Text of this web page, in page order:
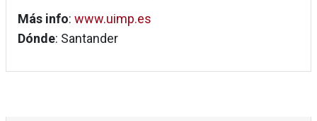
Más info: www.uimp.es
Dónde: Santander